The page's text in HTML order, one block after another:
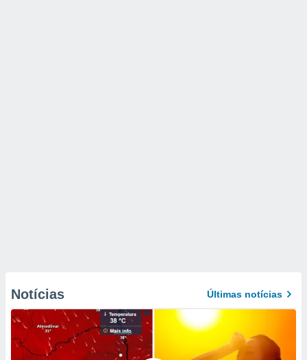
Notícias Últimas notícias